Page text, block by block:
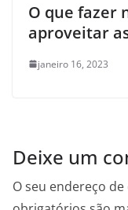
O que fazer
aproveitar
janeiro 16, 2023
Deixe um
O seu endereço